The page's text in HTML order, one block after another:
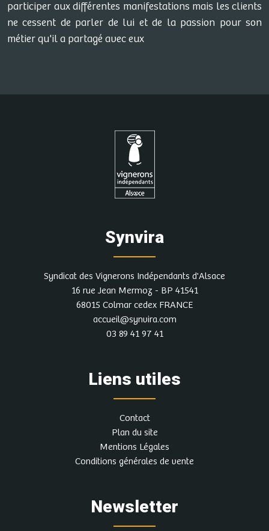
participer aux différentes manifestations mais les clients
ne cessent de parler de lui et de la passion pour son
métier qu'il a partagé avec eux
Synvira
Syndicat des Vignerons Indépendants d'Alsace
16 rue Jean Mermoz - BP 41541
68015 Colmar cedex FRANCE
accueil@synvira.com
03 89 41 97 41
Liens utiles
Contact
Plan du site
Mentions Légales
Conditions générales de vente
Newsletter